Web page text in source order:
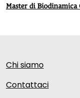
Master di Biodinamica
Chi siamo
Contattaci